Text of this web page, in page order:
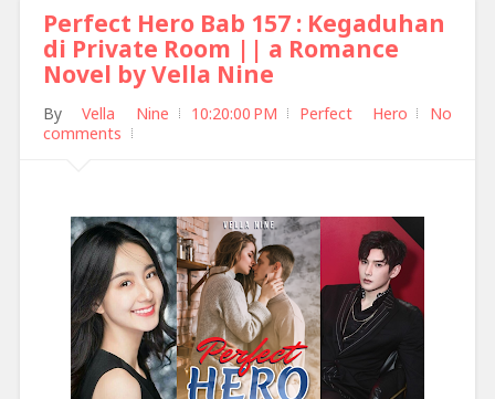
Perfect Hero Bab 157 : Kegaduhan
di Private Room || a Romance
Novel by Vella Nine
ByVella Nine 10:20:00 PM Perfect Hero
No
comments